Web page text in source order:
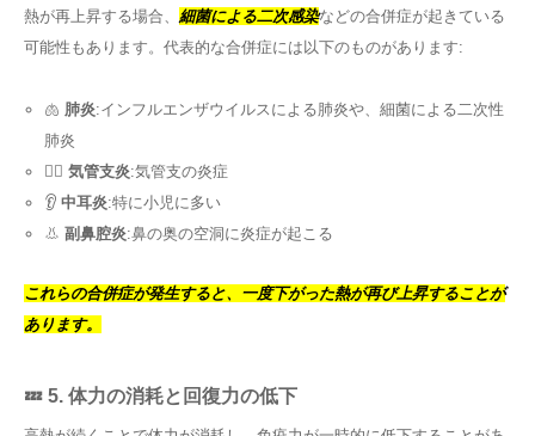
熱が再上昇する場合、 細菌による二次感染などの合併症が起きている
可能性もあります。代表的な合併症には以下のものがあります:
🫁 肺炎:インフルエンザウイルスによる肺炎や、細菌による二次性
肺炎
😮‍💨 気管支炎:気管支の炎症
👂 中耳炎:特に小児に多い
👃 副鼻腔炎:鼻の奥の空洞に炎症が起こる
これらの合併症が発生すると、一度下がった熱が再び上昇することが
あります。
💤 5. 体力の消耗と回復力の低下